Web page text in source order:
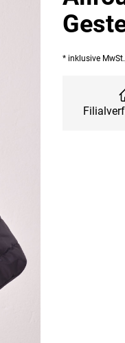
* inklusive